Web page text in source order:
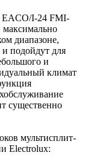
I-24 FMI-
максимально
диапазоне,
подойдут для
и
климат
существенно
мультисплит-
Electrolux: